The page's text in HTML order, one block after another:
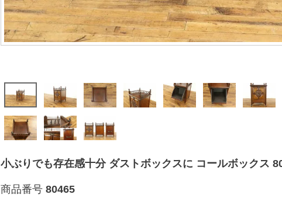
小ぶりでも存在感十分 ダストボックスに コールボックス
商品番号 80465